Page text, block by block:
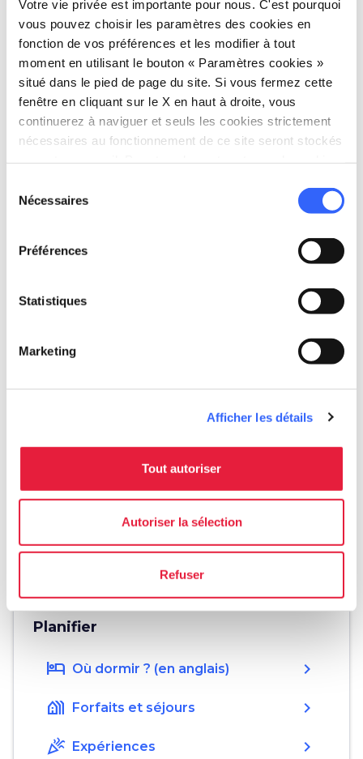
Votre vie privée est importante pour nous. C'est pourquoi
vous pouvez choisir les paramètres des cookies en
fonction de vos préférences et les modifier à tout
moment en utilisant le bouton « Paramètres cookies »
situé dans le pied de page du site. Si vous fermez cette
fenêtre en cliquant sur le X en haut à droite, vous
continuerez à naviguer et seuls les cookies strictement
nécessaires au fonctionnement de ce site seront stockés
Nécessaires
Préférences
Statistiques
Marketing
Afficher les détails
Tout autoriser
Autoriser la sélection
Refuser
Plaine de Lucques.
Informations sur l'accessibilit:
teatrodelgiglio.it
home Où
Teatro del Giglio
Piazza del Giglio, 13/15, 55100 Lucca LU,
language
Planifier
hotel Où dormir ? (en anglais) chevron_right
holiday_village Forfaits et séjours chevron_right
celebration Expériences chevron_right